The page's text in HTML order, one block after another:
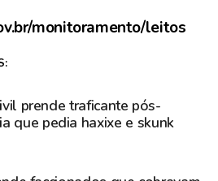
monitoramento/leitos
prende traficante pós-
que pedia haxixe e skunk